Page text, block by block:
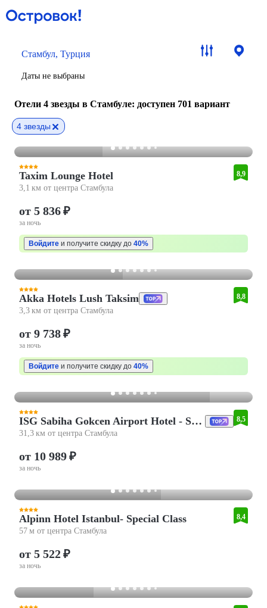
Стамбул, Турция
Даты не выбраны
Отели 4 звезды в Стамбуле: доступен 701 вариант
4 звезды
Taxim Lounge Hotel
3,1 км от центра Стамбула
8,9
от 5 836 ₽
за ночь
Войдите и получите скидку до 40%
Akka Hotels Lush Taksim
3,3 км от центра Стамбула
8,8
от 9 738 ₽
за ночь
Войдите и получите скидку до 40%
ISG Sabiha Gokcen Airport Hotel - Special Class
31,3 км от центра Стамбула
8,5
от 10 989 ₽
за ночь
Alpinn Hotel Istanbul- Special Class
57 м от центра Стамбула
8,4
от 5 522 ₽
за ночь